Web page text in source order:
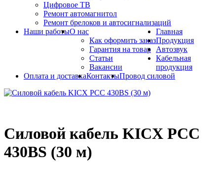
Цифровое ТВ
Ремонт автомагнитол
Ремонт брелоков и автосигнализаций
Наши работыО нас
Как оформить заказ
Гарантия на товар
Статьи
Вакансии
Оплата и доставкаКонтакты
Главная
Продукция
Автозвук
Кабельная
продукция
Провод силовой
Силовой кабель KICX PCC
430BS (30 м)